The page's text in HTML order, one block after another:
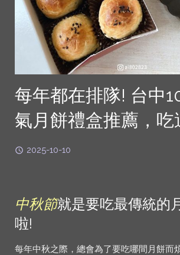
每年都在排隊! 台中
氣月餅禮盒推薦，吃
2025-10-10
中秋節就是要吃最傳統的
啦!
每年中秋之際，總會為了要吃哪間月餅而